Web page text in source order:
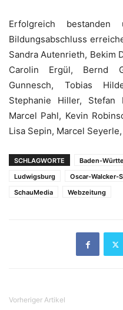
Erfolgreich
Bildungsabschluss
Sandra Autenrieth, Bekim
Carolin Ergül, Bernd
Gunnesch, Tobias
Stephanie Hiller, Stefan
Marcel Pahl, Kevin
Lisa Sepin, Marcel
SCHLAGWORTE Baden-
Ludwigsburg
Oscar-Walcker-
SchauMedia
Webzeitung
Vorheriger Artikel